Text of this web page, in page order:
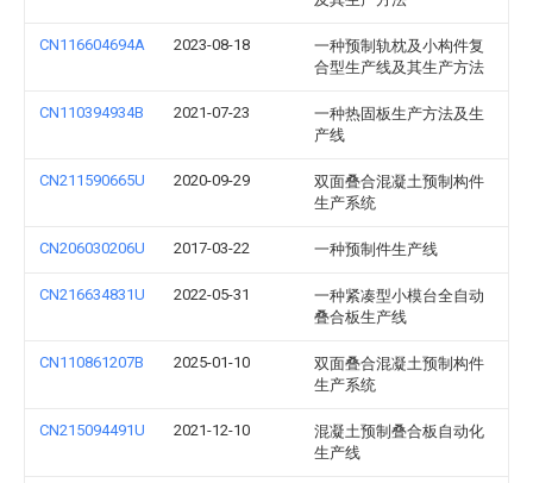
CN116604694A 2023-08-18
一种预制轨枕及小构件复
合型生产线及其生产方法
CN110394934B 2021-07-23
一种热固板生产方法及生
产线
CN211590665U 2020-09-29
双面叠合混凝土预制构件
生产系统
CN206030206U 2017-03-22 一种预制件生产线
CN216634831U 2022-05-31
一种紧凑型小模台全自动
叠合板生产线
CN110861207B 2025-01-10
双面叠合混凝土预制构件
生产系统
CN215094491U 2021-12-10
混凝土预制叠合板自动化
生产线